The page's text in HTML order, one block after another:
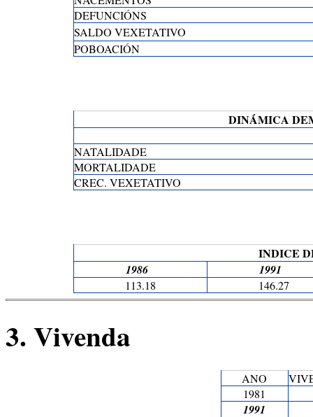
DEFUNCIÓNS
SALDO VEXETATIVO
POBOACIÓN
DINÁMICA
NATALIDADE
MORTALIDADE
CREC. VEXETATIVO
INDICE
1986 1991
113.18 146.27
3. Vivenda
ANO
1981
1991